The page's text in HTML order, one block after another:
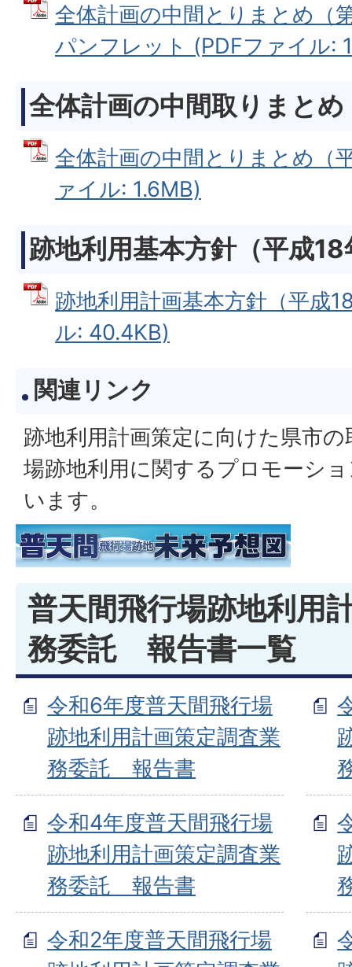
全体計画の中間とりまとめ（
パンフレット (PDFファイル:
全体計画の中間取りまと
全体計画の中間とりまとめ（
ァイル: 1.6MB)
跡地利用基本方針（平成
跡地利用計画基本方針（平成
ル: 40.4KB)
関連リンク
跡地利用計画策定に向けた県市
場跡地利用に関するプロモーシ
います。
普天間飛行場跡地利用
務委託 報告書一覧
令和6年度普天間飛行場
跡地利用計画策定調査業
務委託 報告書
令和4年度普天間飛行場
跡地利用計画策定調査業
務委託 報告書
令和2年度普天間飛行場